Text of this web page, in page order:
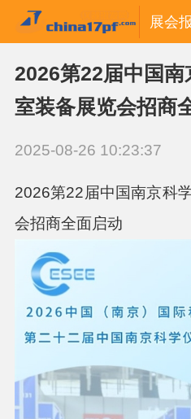
展会
2026第22届中国
室装备展览会招商
2025-08-26 10:23:37
2026第22届中国南京科
会招商全面启动